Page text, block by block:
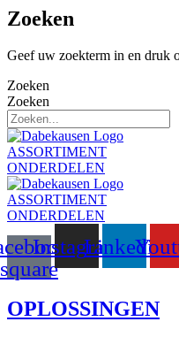
Zoeken
Geef uw zoekterm in en druk
Zoeken
Zoeken
ASSORTIMENT
ONDERDELEN
ASSORTIMENT
ONDERDELEN
square
InstagramLinkedin
OPLOSSINGEN